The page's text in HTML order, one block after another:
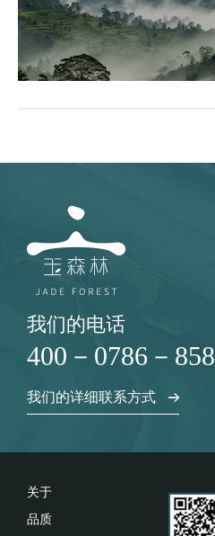
我们的电话
400－0786－858
我们的详细联系方式
关于
品质